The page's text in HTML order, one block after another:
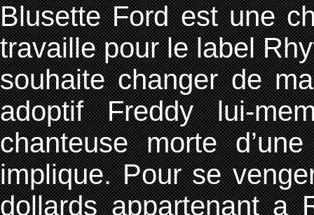
Blusette Ford est une
travaille pour le label
souhaite changer de
adoptif Freddy lui-
chanteuse morte
implique. Pour se
dollards appartenant a